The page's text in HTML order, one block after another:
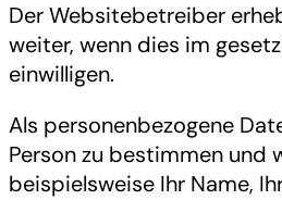
Der Websitebetreiber
weiter, wenn dies im
einwilligen.
Als personenbezogene
Person zu bestimmen und
beispielsweise Ihr Name,